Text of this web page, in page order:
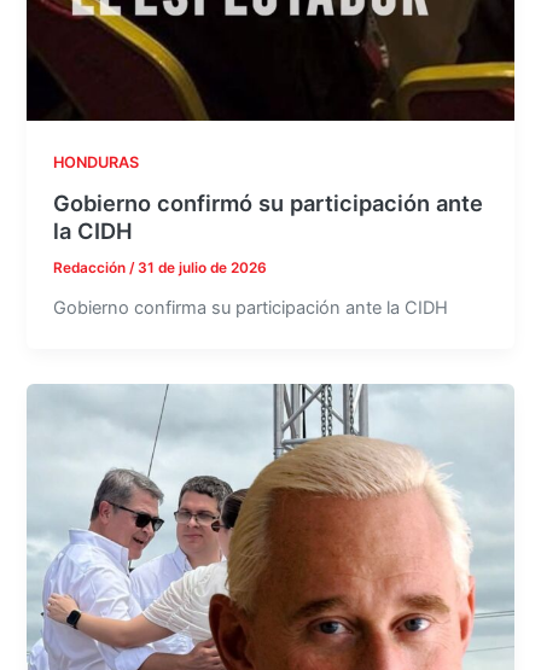
HONDURAS
Gobierno confirmó su participación ante
la CIDH
Redacción/ 31 de julio de 2026
Gobierno confirma su participación ante la CIDH